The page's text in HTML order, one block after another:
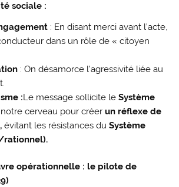
sociale :
: En disant merci avant l’acte,
dans un rôle de « citoyen
: On désamorce l’agressivité liée au
:Le message sollicite leSystème
cerveau pour créer un réflexe de
évitant les résistances du Système
rationnel).
opérationnelle : le pilote de